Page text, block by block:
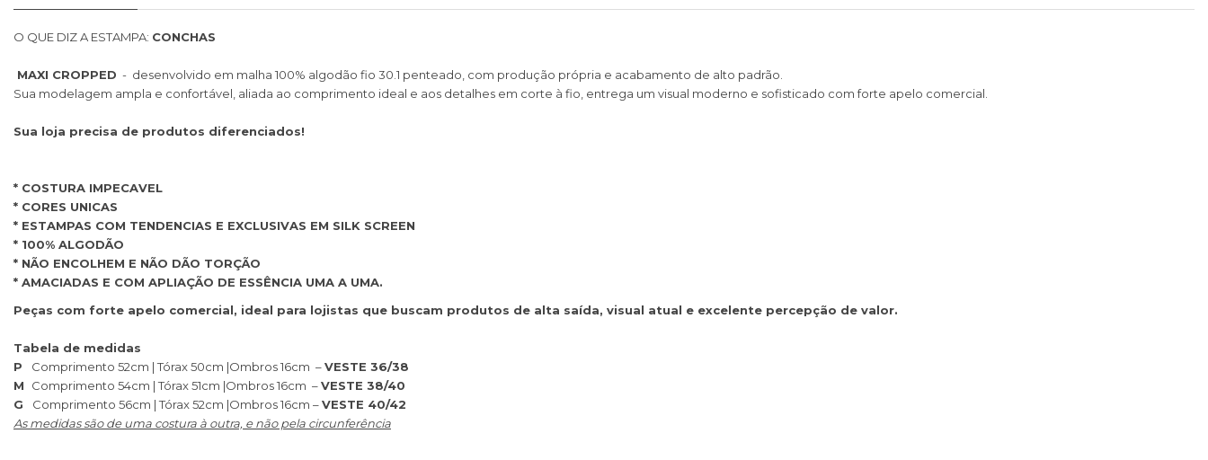
O QUE DIZ A ESTAMPA: CONCHAS
MAXI CROPPED - desenvolvido em malha 100% algodão fio 30.1 penteado, com produção própria e acabamento de alto padrão.
Sua modelagem ampla e confortável, aliada ao comprimento ideal e aos detalhes em corte à fio, entrega um visual moderno e sofisticado com forte apelo comercial.
Sua loja precisa de produtos diferenciados!
* COSTURA IMPECAVEL
* CORES UNICAS
* ESTAMPAS COM TENDENCIAS E EXCLUSIVAS EM SILK SCREEN
* 100% ALGODÃO
* NÃO ENCOLHEM E NÃO DÃO TORÇÃO
* AMACIADAS E COM APLIAÇÃO DE ESSÊNCIA UMA A UMA.
Peças com forte apelo comercial, ideal para lojistas que buscam produtos de alta saída, visual atual e excelente percepção de valor.
Tabela de medidas
P
Comprimento 52cm | Tórax 50cm |Ombros 16cm –VESTE 36/38
M Comprimento 54cm | Tórax 51cm |Ombros 16cm –VESTE 38/40
G
Comprimento 56cm | Tórax 52cm |Ombros 16cm –VESTE 40/42
As medidas são de uma costura à outra, e não pela circunferência